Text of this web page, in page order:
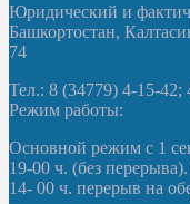
Юридический и
Башкортостан,
74
Тел.: 8 (34779) 4-15-
Режим работы:
Основной режим с 1
19-00 ч. (без
14- 00 ч. перерыв на